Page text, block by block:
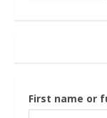
First name or